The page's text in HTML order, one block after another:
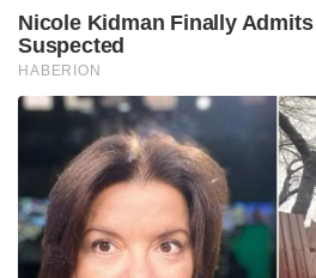
Nicole Kidman Finally Admits
Suspected
HABERION